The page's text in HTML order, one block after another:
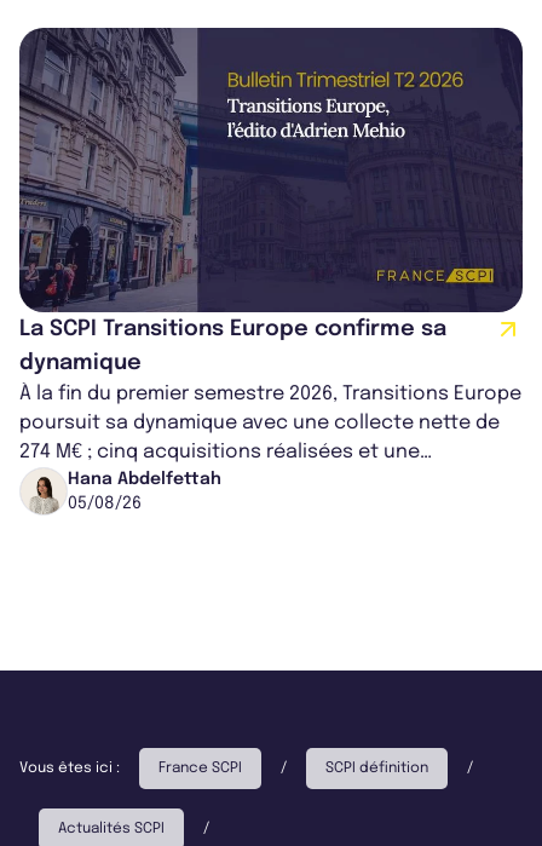
La SCPI Transitions Europe confirme sa
dynamique
À la fin du premier semestre 2026, Transitions Europe
poursuit sa dynamique avec une collecte nette de
274 M€ ; cinq acquisitions réalisées et une
capitalisation portée à 1,38 Md€....
Hana Abdelfettah
05/08/26
Vous êtes ici : France SCPI / SCPI définition /
Actualités SCPI /